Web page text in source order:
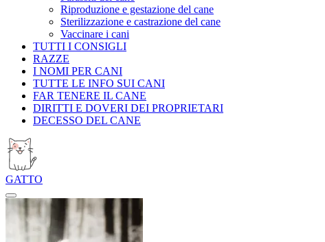
Riproduzione e gestazione del cane
Sterilizzazione e castrazione del cane
Vaccinare i cani
TUTTI I CONSIGLI
RAZZE
I NOMI PER CANI
TUTTE LE INFO SUI CANI
FAR TENERE IL CANE
DIRITTI E DOVERI DEI PROPRIETARI
DECESSO DEL CANE
GATTO